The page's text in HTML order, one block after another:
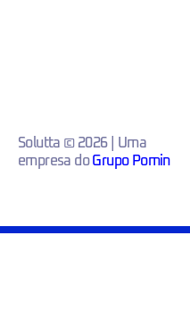
Solutta © 2026 | Uma
empresa doGrupo Pomin